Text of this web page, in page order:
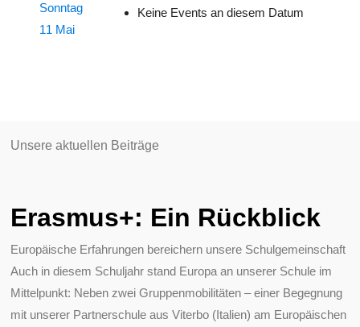
Sonntag
11 Mai
Keine Events an diesem Datum
Unsere aktuellen Beiträge
Erasmus+: Ein Rückblick
Europäische Erfahrungen bereichern unsere Schulgemeinschaft
Auch in diesem Schuljahr stand Europa an unserer Schule im
Mittelpunkt: Neben zwei Gruppenmobilitäten – einer Begegnung
mit unserer Partnerschule aus Viterbo (Italien) am Europäischen